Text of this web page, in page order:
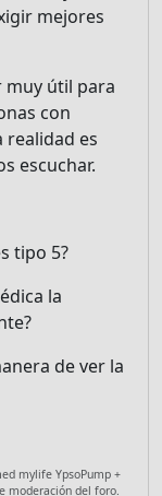
mejores
muy útil para
con
realidad es
escuchar.
tipo 5?
la
de ver la
mylife YpsoPump +
moderación del foro.
la